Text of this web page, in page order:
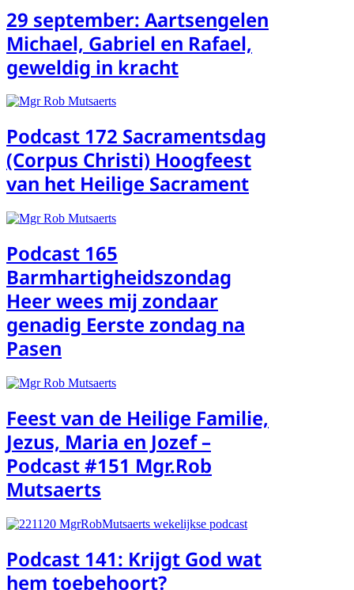
29 september: Aartsengelen
Michael, Gabriel en Rafael,
geweldig in kracht
Podcast 172 Sacramentsdag
(Corpus Christi) Hoogfeest
van het Heilige Sacrament
Podcast 165
Barmhartigheidszondag
Heer wees mij zondaar
genadig Eerste zondag na
Pasen
Feest van de Heilige Familie,
Jezus, Maria en Jozef –
Podcast #151 Mgr.Rob
Mutsaerts
Podcast 141: Krijgt God wat
hem toebehoort?